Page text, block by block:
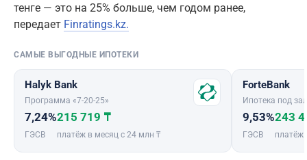
тенге — это на 25% больше, чем годом ранее,
передает Finratings.kz.
САМЫЕ ВЫГОДНЫЕ ИПОТЕКИ
Halyk Bank
Программа «7-20-25»
7,24%
ГЭСВ
215 719 ₸
платёж в месяц с 24 млн ₸
ForteBank
Ипотека под
9,53%
ГЭСВ
243
платёж